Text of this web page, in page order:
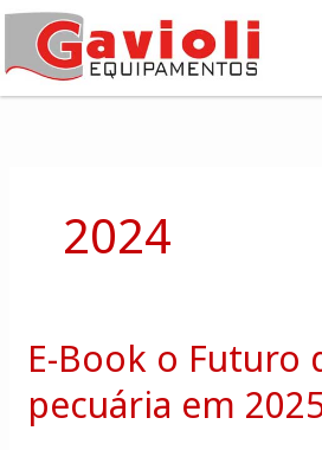
Ir
para
o
conteúdo
2024
E-Book o Futuro
pecuária em
E-
Book
o